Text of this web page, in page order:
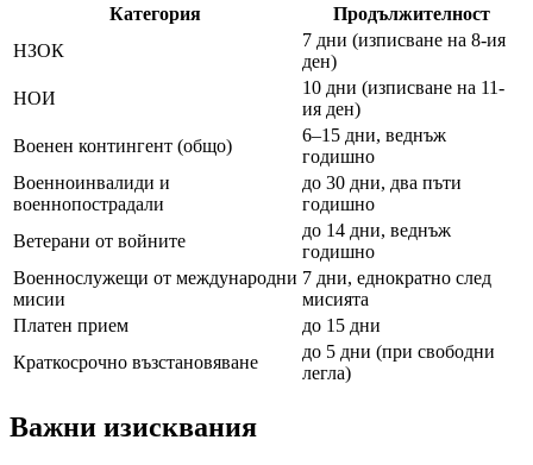
Категория
Продължителност
НЗОК
7 дни (изписване на 8-ия
ден)
НОИ
10 дни (изписване на 11-
ия ден)
Военен контингент (общо)
6–15 дни, веднъж
годишно
Военноинвалиди и
военнопострадали
до 30 дни, два пъти
годишно
Ветерани от войните
до 14 дни, веднъж
годишно
Военнослужещи от международни
мисии
7 дни, еднократно след
мисията
Платен прием
до 15 дни
Краткосрочно възстановяване
до 5 дни (при свободни
легла)
Важни изисквания